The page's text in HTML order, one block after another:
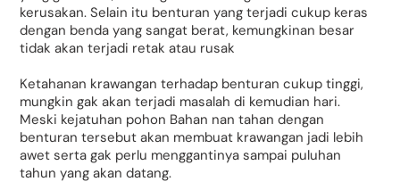
kerusakan. Selain itu benturan yang terjadi cukup keras
dengan benda yang sangat berat, kemungkinan besar
tidak akan terjadi retak atau rusak
Ketahanan krawangan terhadap benturan cukup tinggi,
mungkin gak akan terjadi masalah di kemudian hari.
Meski kejatuhan pohon Bahan nan tahan dengan
benturan tersebut akan membuat krawangan jadi lebih
awet serta gak perlu menggantinya sampai puluhan
tahun yang akan datang.